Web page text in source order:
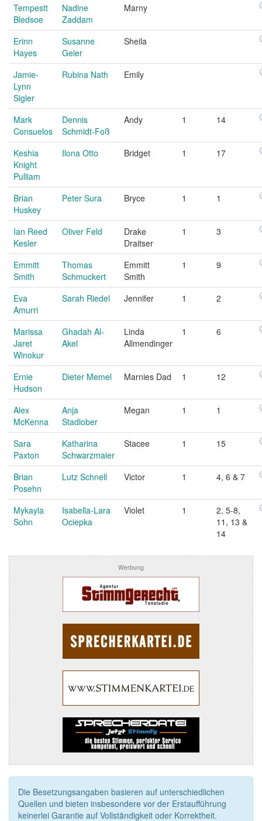
Tempestt
Bledsoe
Nadine
Zaddam
Marny
Erinn
Hayes
Susanne
Geier
Sheila
Jamie-
Lynn
Sigler
Rubina Nath Emily
Mark
Consuelos
Dennis
Schmidt-Foß
Andy 1 14
Keshia
Knight
Pulliam
Ilona Otto Bridget 1 17
Brian
Huskey
Peter Sura Bryce 1 1
Ian Reed
Kesler
Oliver Feld
Drake
Draitser
1 3
Emmitt
Smith
Thomas
Schmuckert
Emmitt
Smith
1 9
Eva
Amurri
Sarah Riedel Jennifer 1 2
Marissa
Jaret
Winokur
Ghadah Al-
Akel
Linda
Allmendinger
1 6
Ernie
Hudson
Dieter Memel Marnies Dad 1 12
Alex
McKenna
Anja
Stadlober
Megan 1 1
Sara
Paxton
Katharina
Schwarzmaier
Stacee 1 15
Brian
Posehn
Lutz Schnell Victor 1 4, 6 & 7
Mykayla
Sohn
Isabella-Lara
Ociepka
Violet 1
2, 5-8,
11, 13 &
14
Werbung
Die Besetzungsangaben basieren auf unterschiedlichen
Quellen und bieten insbesondere vor der Erstaufführung
keinerlei Garantie auf Vollständigkeit oder Korrektheit.